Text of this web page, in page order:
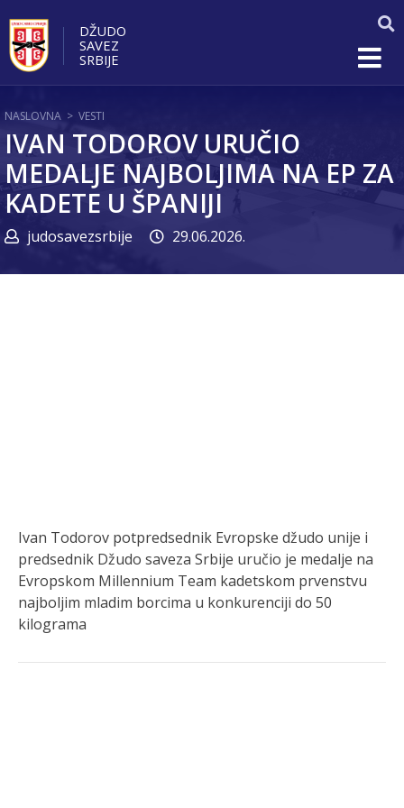
DŽUDO
SAVEZ
SRBIJE
NASLOVNA > VESTI
IVAN TODOROV URUČIO
MEDALJE NAJBOLJIMA NA EP ZA
KADETE U ŠPANIJI
judosavezsrbije 29.06.2026.
Ivan Todorov potpredsednik Evropske džudo unije i
predsednik Džudo saveza Srbije uručio je medalje na
Evropskom Millennium Team kadetskom prvenstvu
najboljim mladim borcima u konkurenciji do 50
kilograma